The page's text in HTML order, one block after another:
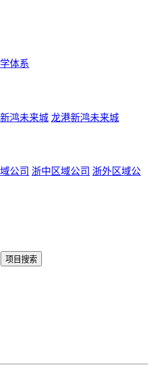
体系
鸿未来城 龙港新鸿未来城
公司 浙中区域公司 浙外区域公
项目搜索